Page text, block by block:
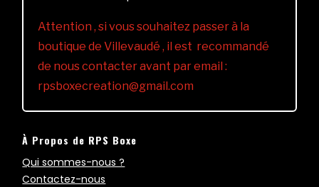
Attention , si vous souhaitez passer à la
boutique de Villevaudé , il est recommandé
de nous contacter avant par email :
rpsboxecreation@gmail.com
À Propos de RPS Boxe
Qui sommes-nous ?
Contactez-nous